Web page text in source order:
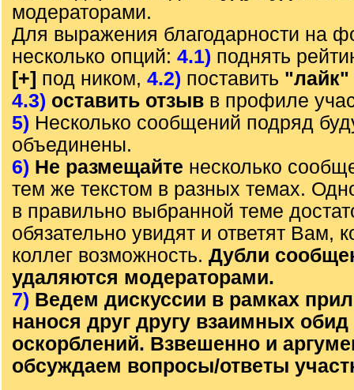
модераторами.
Для выражения благодарности на
несколько опций: 4.1) поднять
[+] под ником, 4.2) поставить "лайк"
4.3) оставить отзыв в профиле
5) Несколько сообщений подряд
объединены.
6) Не размещайте несколько
тем же текстом в разных темах.
в правильно выбранной теме
обязательно увидят и ответят Вам,
коллег возможность. Дубли
удаляются модераторами.
7) Ведем дискуссии в рамках
нанося друг другу взаимных обид
оскорблений. Взвешенно и
обсуждаем вопросы/ответы